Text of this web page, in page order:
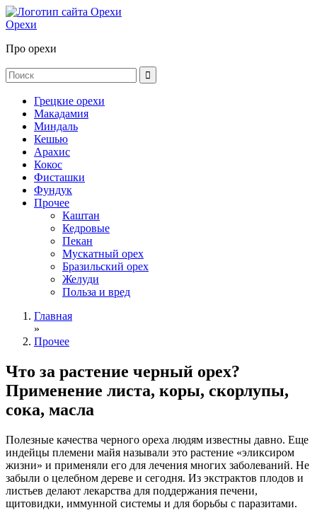
Орехи
Про орехи
Грецкие орехи
Макадамия
Миндаль
Кешью
Арахис
Кокос
Фисташки
Фундук
Прочее
Каштан
Кедровые
Пекан
Мускатный орех
Бразильский орех
Желуди
Польза и вред
Главная
»
Прочее
Что за растение черный орех?
Применение листа, коры, скорлупы,
сока, масла
Полезные качества черного ореха людям известны давно. Еще
индейцы племени майя называли это растение «эликсиром
жизни» и применяли его для лечения многих заболеваний. Не
забыли о целебном дереве и сегодня. Из экстрактов плодов и
листьев делают лекарства для поддержания печени,
щитовидки, иммунной системы и для борьбы с паразитами.